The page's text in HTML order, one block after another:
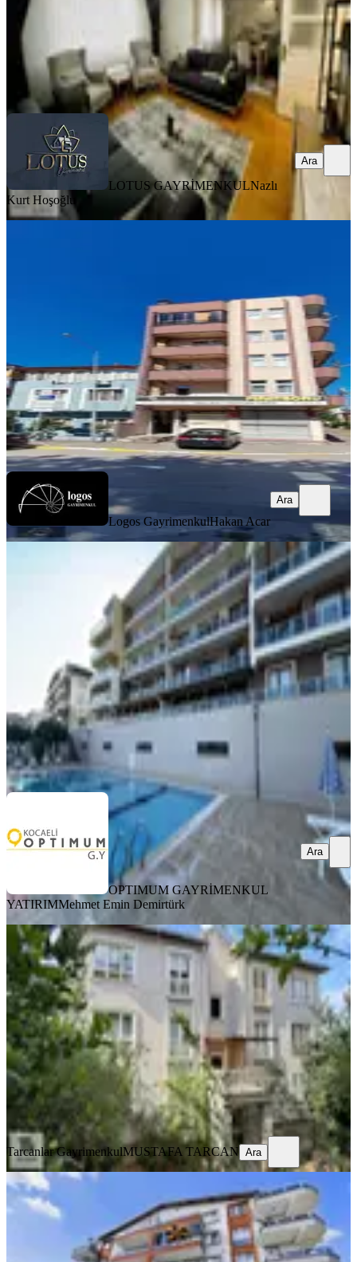
LOTUS GAYRİMENKUL Nazlı Kurt Hoşoğlu
LOTUS GAYRİMENKULNazlı
Kurt Hoşoğlu
Ara
170 m²·3. Kat·05.08.2026
3.150.000 ₺
Logos GayrimenkulHakan Acar
Ara
Logos GayrimenkulHakan Acar
Ara
Kw Arven'den Bağçeşme Hanzade
Evleri 3+1 Bahçe Dubleks Daire
İzmit, Turgut Mahallesi
3+1
173 m² ·Bahçe katı·05.08.2026
7.980.000 ₺
OPTIMUM GAYRİMENKUL YATIRIMMehmet Emin Demirtürk
Ara
OPTIMUM GAYRİMENKUL
YATIRIMMehmet Emin Demirtürk
Ara
YENİ
Tarcanlardan İzmit Bayındırlık
Konutları Satılık 3+1 Daire
İzmit, Tepeköy Mahallesi
3+1·115 m² ·3. Kat ·05.08.2026
3.050.000 ₺
Tarcanlar Gayrimenkul MUSTAFA TARCAN
Tarcanlar GayrimenkulMUSTAFA TARCAN Ara
YENİ
Tarcanlardan İzmit Alikayha Da Ara
Kat 2+1 Satılık Daire
İzmit, Alikahya Atatürk Mahallesi